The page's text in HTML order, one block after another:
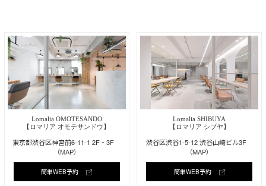
Lomalia OMOTESANDO
【ロマリア オモテサンドウ】
東京都渋谷区神宮前6-11-1 2F・3F
（MAP）
簡単WEB予約
Lomalia SHIBUYA
【ロマリア シブヤ】
渋谷区渋谷1-5-12 渋谷山崎ビル3F
（MAP）
簡単WEB予約